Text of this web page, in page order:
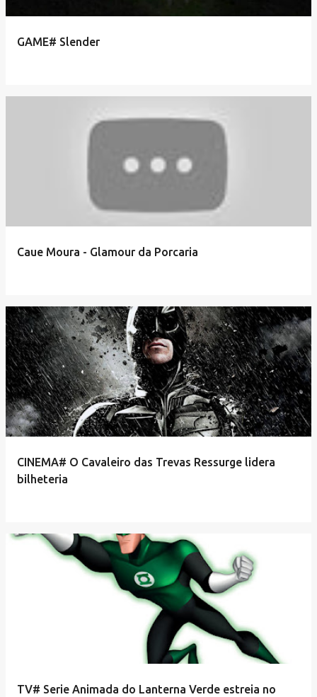
GAME# Slender
Caue Moura - Glamour da Porcaria
CINEMA# O Cavaleiro das Trevas Ressurge lidera
bilheteria
TV# Serie Animada do Lanterna Verde estreia no